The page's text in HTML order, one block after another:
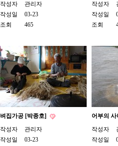
작성자
관리자
작성일
03-23
조회
465
작성자
작성일
조회
벼집가공 [박종호]
작성자
관리자
작성일
03-23
어부의
작성자
작성일